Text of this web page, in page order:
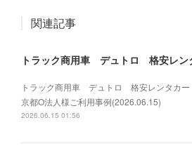
関連記事
トラック商用車 デュトロ 格安レンタカ
京都O法人様ご利用事例(2026.06.15)
2026.06.15 01:56